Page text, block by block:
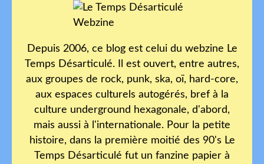
Depuis 2006, ce blog est celui du webzine Le
Temps Désarticulé. Il est ouvert, entre autres,
aux groupes de rock, punk, ska, oï, hard-core,
aux espaces culturels autogérés, bref à la
culture underground hexagonale, d'abord,
mais aussi à l'internationale. Pour la petite
histoire, dans la première moitié des 90's Le
Temps Désarticulé fut un fanzine papier à